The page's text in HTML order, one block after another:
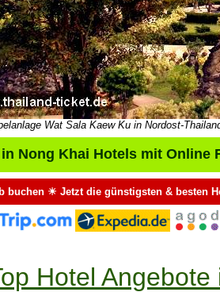
Wat Sala Kaew Ku in Nordost-
Nong Khai Hotels mit Online
buchen ☀ Jetzt die günstigsten & besten
Hotel